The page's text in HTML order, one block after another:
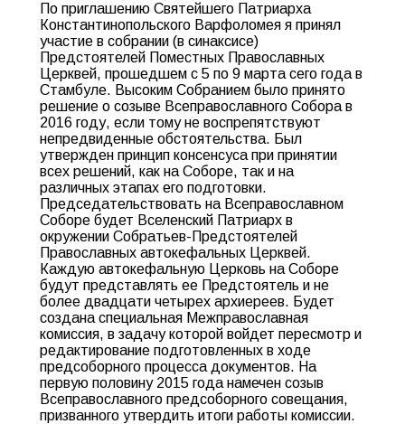
По приглашению Святейшего Патриарха
Константинопольского Варфоломея я принял
участие в собрании (в синаксисе)
Предстоятелей Поместных Православных
Церквей, прошедшем с 5 по 9 марта сего года в
Стамбуле. Высоким Собранием было принято
решение о созыве Всеправославного Собора в
2016 году, если тому не воспрепятствуют
непредвиденные обстоятельства. Был
утвержден принцип консенсуса при принятии
всех решений, как на Соборе, так и на
различных этапах его подготовки.
Председательствовать на Всеправославном
Соборе будет Вселенский Патриарх в
окружении Собратьев-Предстоятелей
Православных автокефальных Церквей.
Каждую автокефальную Церковь на Соборе
будут представлять ее Предстоятель и не
более двадцати четырех архиереев. Будет
создана специальная Межправославная
комиссия, в задачу которой войдет пересмотр и
редактирование подготовленных в ходе
предсоборного процесса документов. На
первую половину 2015 года намечен созыв
Всеправославного предсоборного совещания,
призванного утвердить итоги работы комиссии.